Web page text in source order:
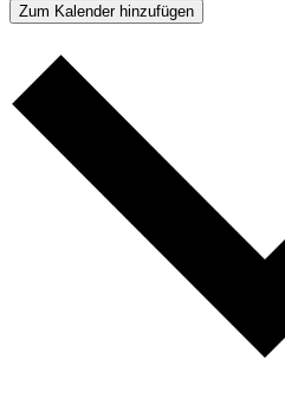
Zum Kalender hinzufügen